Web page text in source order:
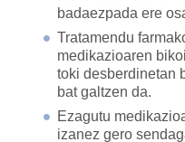
badaezpada ere
Tratamendu
medikazioaren
toki desberdinetan
bat galtzen da.
Ezagutu
izanez gero